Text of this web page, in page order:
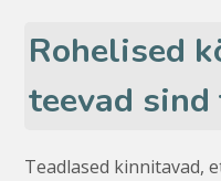
Rohelised
teevad
Teadlased kinnitavad,